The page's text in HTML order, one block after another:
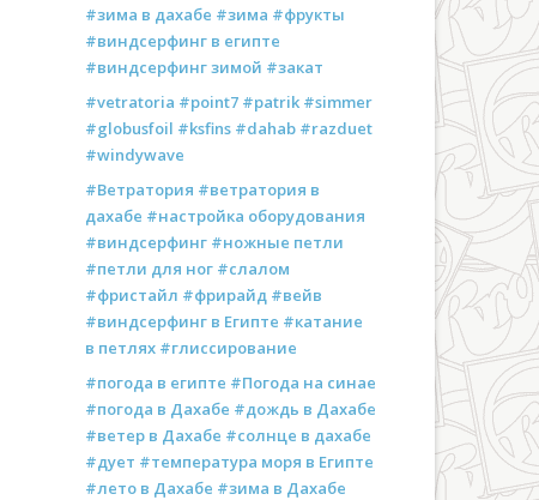
#зима в дахабе #зима #фрукты
#виндсерфинг в египте
#виндсерфинг зимой #закат
#vetratoria #point7 #patrik #simmer
#globusfoil #ksfins #dahab #razduet
#windywave
#Ветратория #ветратория в
дахабе #настройка оборудования
#виндсерфинг #ножные петли
#петли для ног #слалом
#фристайл #фрирайд #вейв
#виндсерфинг в Египте #катание
в петлях #глиссирование
#погода в египте #Погода на синае
#погода в Дахабе #дождь в Дахабе
#ветер в Дахабе #солнце в дахабе
#дует #температура моря в Египте
#лето в Дахабе #зима в Дахабе